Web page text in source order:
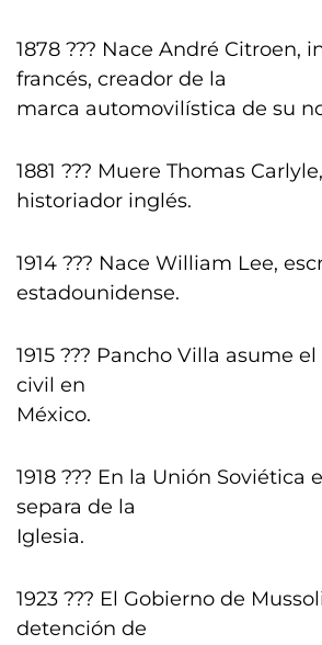
1878 ??? Nace André Citroen,
francés, creador de la
marca automovilística de su
1881 ??? Muere Thomas
historiador inglés.
1914 ??? Nace William Lee,
estadounidense.
1915 ??? Pancho Villa asume
civil en
México.
1918 ??? En la Unión Soviética
separa de la
Iglesia.
1923 ??? El Gobierno de
detención de